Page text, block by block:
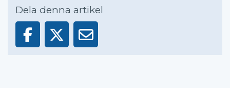
Dela denna artikel